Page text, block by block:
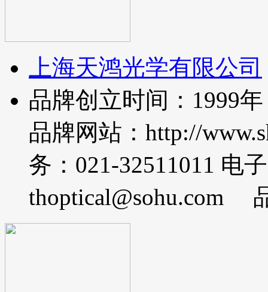
上海天鸿光学有限公司
品牌创立时间：1999
品牌网站：http://
务：021-32511011 电
thoptical@sohu.com